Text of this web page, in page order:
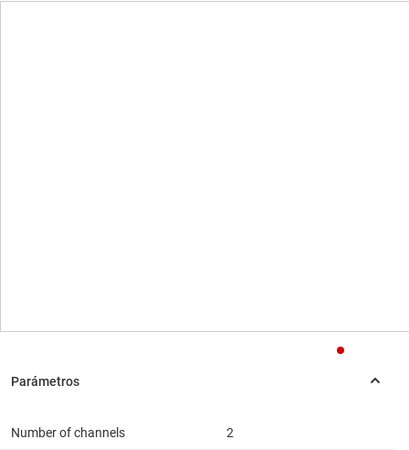
Number of channels 2